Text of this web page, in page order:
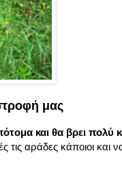
μας
και θα βρει πολύ
αράδες κάποιοι και